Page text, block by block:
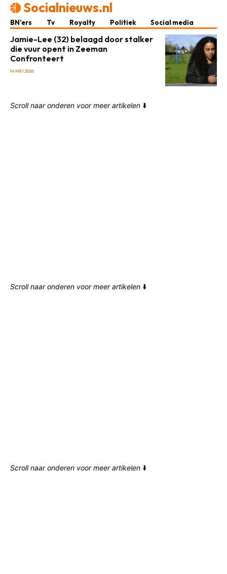
Socialnieuws.nl
BN’ers Tv Royalty Politiek Social media
Jamie-Lee (32) belaagd door stalker
die vuur opent in Zeeman
Confronteert
14 MEI 2026
Scroll naar onderen voor meer artikelen ⬇️
Scroll naar onderen voor meer artikelen ⬇️
Scroll naar onderen voor meer artikelen ⬇️